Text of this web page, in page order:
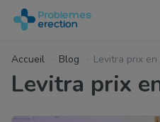
Accueil Blog Levitra prix en
Levitra prix